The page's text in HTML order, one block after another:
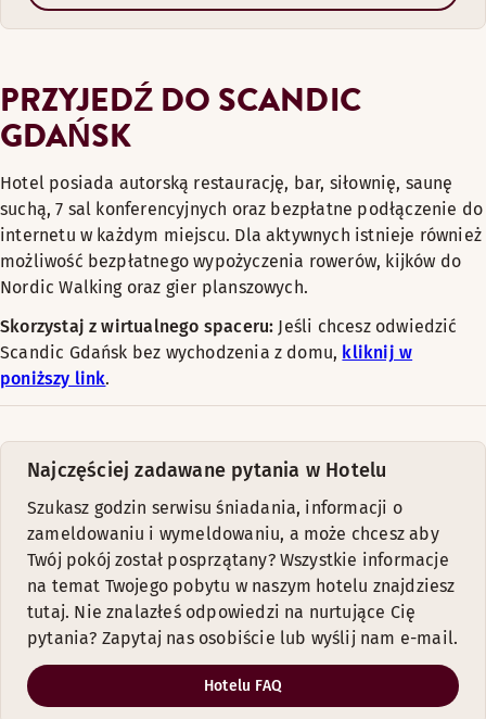
PRZYJEDŹ DO SCANDIC
GDAŃSK
Hotel posiada autorską restaurację, bar, siłownię, saunę
suchą, 7 sal konferencyjnych oraz bezpłatne podłączenie do
internetu w każdym miejscu. Dla aktywnych istnieje również
możliwość bezpłatnego wypożyczenia rowerów, kijków do
Nordic Walking oraz gier planszowych.
Skorzystaj z wirtualnego spaceru: Jeśli chcesz odwiedzić
Scandic Gdańsk bez wychodzenia z domu, kliknij w
poniższy link.
Najczęściej zadawane pytania w Hotelu
Szukasz godzin serwisu śniadania, informacji o
zameldowaniu i wymeldowaniu, a może chcesz aby
Twój pokój został posprzątany? Wszystkie informacje
na temat Twojego pobytu w naszym hotelu znajdziesz
tutaj. Nie znalazłeś odpowiedzi na nurtujące Cię
pytania? Zapytaj nas osobiście lub wyślij nam e-mail.
Hotelu FAQ